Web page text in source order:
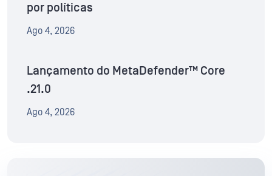
por políticas
Ago 4, 2026
Lançamento do MetaDefender™ Core
.21.0
Ago 4, 2026